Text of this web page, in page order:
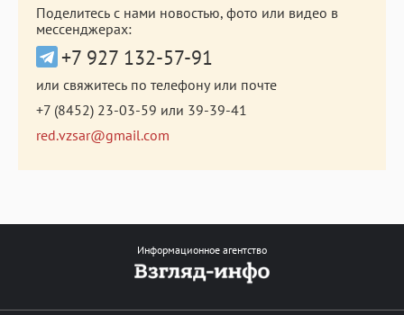
Поделитесь с нами новостью, фото или видео в
мессенджерах:
+7 927 132-57-91
или свяжитесь по телефону или почте
+7 (8452) 23-03-59 или 39-39-41
red.vzsar@gmail.com
Информационное агентство